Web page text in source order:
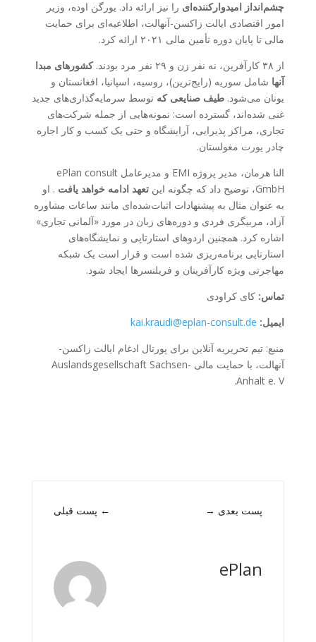
چشم‌انداز امیدوارکننده‌ای را نیز ارائه داد. یورگن اوده، وزیر
امور اقتصادی ایالت زاکسن-آنهالت، اطلاعیه‌ای برای حمایت
مالی تا پایان دوره تأمین مالی ۲۰۲۱ ارائه کرد.
از ۳۸ کارآفرین، نه نفر زن و ۲۹ نفر مرد بودند.
کشورهای مبدا
آنها شامل سوریه (رایج‌ترین)، روسیه، اسپانیا، افغانستان و
یونان می‌شود. طیف صنایعی که توسط سرمایه‌گذاری‌های جدید
غنی شده‌اند، گسترده است: نمونه‌هایی از جمله شرکت‌های
تجاری، مراکز پذیرایی، آرایشگاه و حتی یک کسب و کار اجاره
چادر یورت مغولستان.
النا هرمان، مدیر پروژه EMI و مدیرعامل ePlan consult
GmbH، توضیح داد که چگونه این
تعهد ادامه خواهد یافت . او
به عنوان مثال به پیشنهادات اثبات‌شده‌ای مانند ساعات مشاوره
آزاد، مربیگری فردی و دوره‌های زبان در مورد «آلمانی تجاری»
اشاره کرد. همچنین اردوهای استارتاپی و نمایشگاه‌های
استارتاپی برنامه‌ریزی شده است و قرار است یک شبکه
مهاجرتی ویژه کارآفرینان و فریلنسرها ایجاد شود.
تماس: کای کراودی
ایمیل: kai.kraudi@eplan-consult.de
منبع: تیم تحریریه آنلاین برای پورتال ادغام ایالت زاکسن-
آنهالت، با حمایت مالی Auslandsgesellschaft Sachsen-
Anhalt e. V.
← پست قبلی پست بعدی →
ePlan